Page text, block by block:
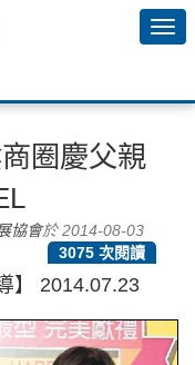
圈慶父親
協會於 2014-08-03
3075 次閱讀
】 2014.07.23